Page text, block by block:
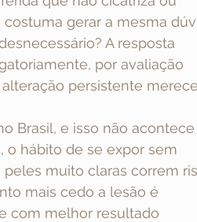
gerar a mesma
A resposta
por avaliação
persistente merece
Brasil, e isso não
o hábito de se expor sem
muito claras correm
mais cedo a lesão é
com melhor resultado